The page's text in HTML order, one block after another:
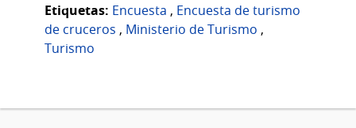
Etiquetas: Encuesta , Encuesta de turismo
de cruceros , Ministerio de Turismo ,
Turismo